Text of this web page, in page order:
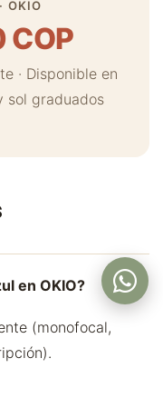
OKIO
· Disponible en
sol graduados
en OKIO?
(monofocal,